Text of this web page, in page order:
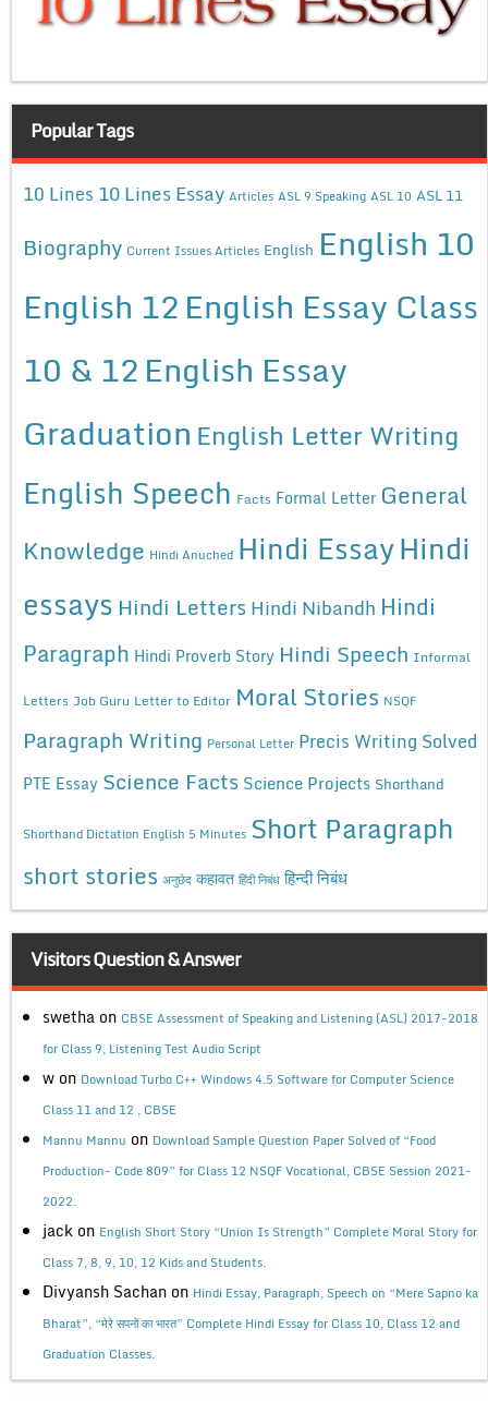
Popular Tags
10 Lines 10 Lines Essay Articles ASL 9 Speaking ASL 10 ASL 11
Biography Current Issues Articles English English 10
English 12English Essay Class
10 & 12English Essay
Graduation English Letter Writing
English Speech Facts Formal Letter General
Knowledge Hindi Anuched Hindi EssayHindi
essays Hindi Letters Hindi Nibandh Hindi
Paragraph Hindi Proverb Story Hindi Speech Informal
Letters Job Guru Letter to Editor Moral Stories NSQF
Paragraph Writing Personal Letter Precis Writing Solved
PTE Essay Science Facts Science Projects Shorthand
Shorthand Dictation English 5 Minutes Short Paragraph
short stories अनुछेद कहावत हिंदी निबंध हिन्दी निबंध
Visitors Question & Answer
swetha on CBSE Assessment of Speaking and Listening (ASL) 2017-2018
for Class 9, Listening Test Audio Script
w on Download Turbo C++ Windows 4.5 Software for Computer Science
Class 11 and 12 , CBSE
Mannu Mannu on Download Sample Question Paper Solved of “Food
Production- Code 809” for Class 12 NSQF Vocational, CBSE Session 2021-
2022.
jack on English Short Story “Union Is Strength” Complete Moral Story for
Class 7, 8, 9, 10, 12 Kids and Students.
Divyansh Sachan on Hindi Essay, Paragraph, Speech on “Mere Sapno ka
Bharat”, “मेरे सपनों का भारत” Complete Hindi Essay for Class 10, Class 12 and
Graduation Classes.